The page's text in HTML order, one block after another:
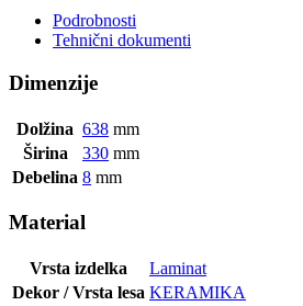
Podrobnosti
Tehnični dokumenti
Dimenzije
Dolžina 638 mm
Širina
330 mm
Debelina 8 mm
Material
Vrsta izdelka
Laminat
Dekor / Vrsta lesa KERAMIKA